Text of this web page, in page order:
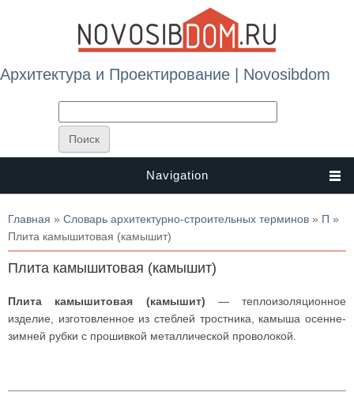
Архитектура и Проектирование | Novosibdom
Navigation
Вы здесь
Главная » Словарь архитектурно-строительных терминов » П »
Плита камышитовая (камышит)
Плита камышитовая (камышит)
Плита камышитовая (камышит) — теплоизоляционное
изделие, изготовленное из стеблей тростника, камыша осенне-
зимней рубки с прошивкой металлической проволокой.